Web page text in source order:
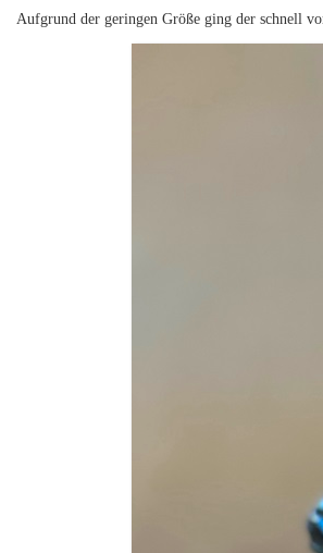
Aufgrund der geringen Größe ging der schnell